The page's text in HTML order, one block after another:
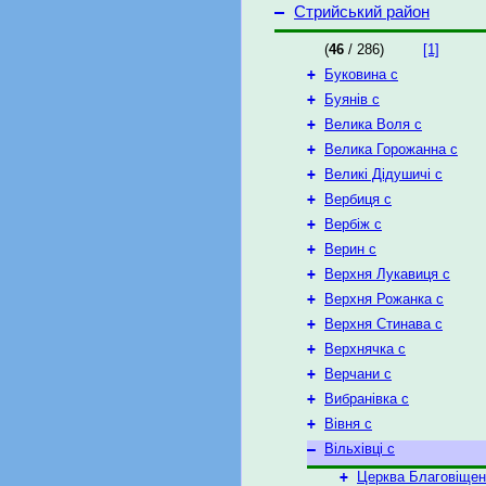
– Стрийський район
(46 / 286)
[1]
+
Буковина с
+
Буянів с
+
Велика Воля с
+
Велика Горожанна с
+
Великі Дідушичі с
+
Вербиця с
+
Вербіж с
+
Верин с
+
Верхня Лукавиця с
+
Верхня Рожанка с
+
Верхня Стинава с
+
Верхнячка с
+
Верчани с
+
Вибранівка с
+
Вівня с
–
Вільхівці с
+
Церква